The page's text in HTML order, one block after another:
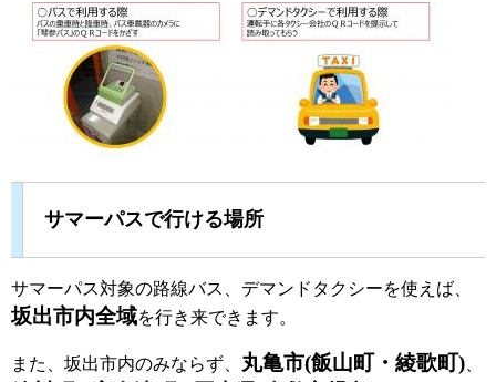
サマーパスで行ける場所
サマーパス対象の路線バス、デマンドタクシーを使えば、
坂出市内全域を行き来できます。
また、坂出市内のみならず、 丸亀市(飯山町・綾歌町)